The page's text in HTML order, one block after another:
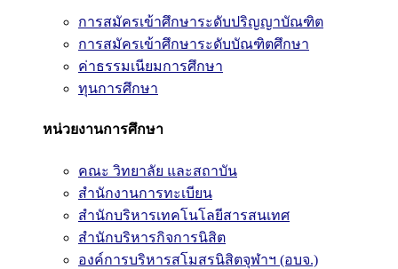
การสมัครเข้าศึกษาระดับปริญญาบัณฑิต
การสมัครเข้าศึกษาระดับบัณฑิตศึกษา
ค่าธรรมเนียมการศึกษา
ทุนการศึกษา
หน่วยงานการศึกษา
คณะ วิทยาลัย และสถาบัน
สำนักงานการทะเบียน
สำนักบริหารเทคโนโลยีสารสนเทศ
สำนักบริหารกิจการนิสิต
องค์การบริหารสโมสรนิสิตจุฬาฯ (อบจ.)